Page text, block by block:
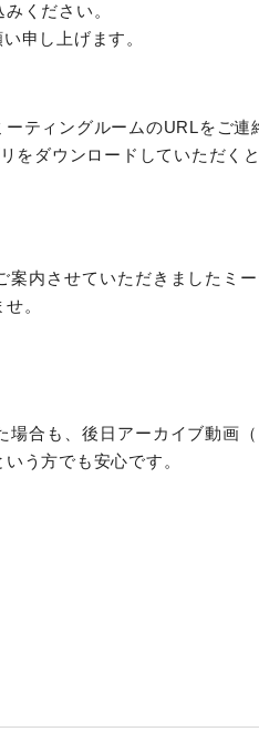
ください。
申し上げます。
ティングルームのURLをご連
ダウンロードしていただくと
内させていただきましたミ
。
場合も、後日アーカイブ動画
う方でも安心です。